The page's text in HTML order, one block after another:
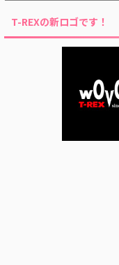
T-REXの新ロゴです！